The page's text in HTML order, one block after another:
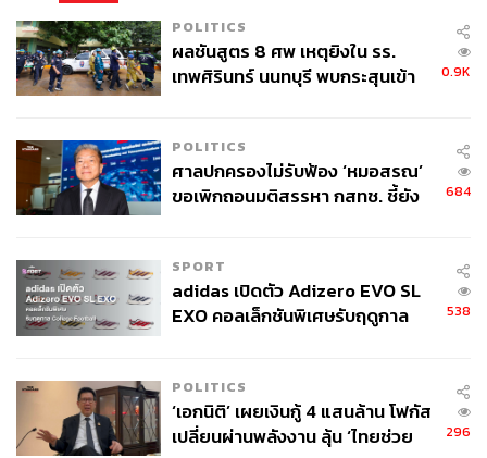
POLITICS
ผลชันสูตร 8 ศพ เหตุยิงใน รร.
เทพศิรินทร์ นนทบุรี พบกระสุนเข้า
0.9K
POLITICS
ศาลปกครองไม่รับฟ้อง ‘หมอสรณ’
ขอเพิกถอนมติสรรหา กสทช. ชี้ยัง
684
SPORT
adidas เปิดตัว Adizero EVO SL
EXO คอลเล็กชันพิเศษรับฤดูกาล
538
POLITICS
‘เอกนิติ’ เผยเงินกู้ 4 แสนล้าน โฟกัส
เปลี่ยนผ่านพลังงาน ลุ้น ‘ไทยช่วย
296